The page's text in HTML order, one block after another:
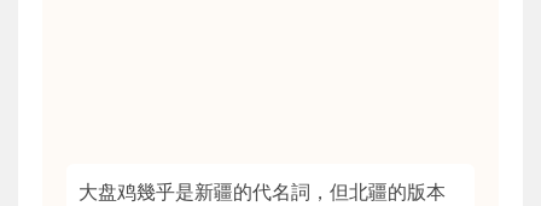
大盘鸡幾乎是新疆的代名詞，但北疆的版本